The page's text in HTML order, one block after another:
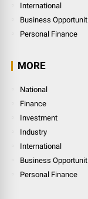
International
Business
Personal Finance
MORE
National
Finance
Investment
Industry
International
Business
Personal Finance